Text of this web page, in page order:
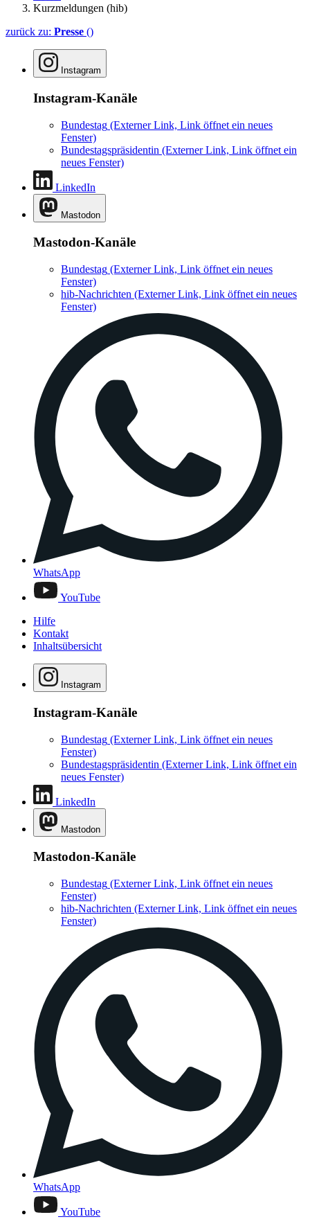
Kurzmeldungen (hib)
zurück zu: Presse ()
Instagram
Instagram-Kanäle
Bundestag (Externer Link, Link öffnet ein neues
Fenster)
Bundestagspräsidentin (Externer Link, Link öffnet ein
neues Fenster)
LinkedIn
Mastodon
Mastodon-Kanäle
Bundestag (Externer Link, Link öffnet ein neues
Fenster)
hib-Nachrichten (Externer Link, Link öffnet ein neues
Fenster)
WhatsApp
YouTube
Hilfe
Kontakt
Inhaltsübersicht
Instagram
Instagram-Kanäle
Bundestag (Externer Link, Link öffnet ein neues
Fenster)
Bundestagspräsidentin (Externer Link, Link öffnet ein
neues Fenster)
LinkedIn
Mastodon
Mastodon-Kanäle
Bundestag (Externer Link, Link öffnet ein neues
Fenster)
hib-Nachrichten (Externer Link, Link öffnet ein neues
Fenster)
WhatsApp
YouTube